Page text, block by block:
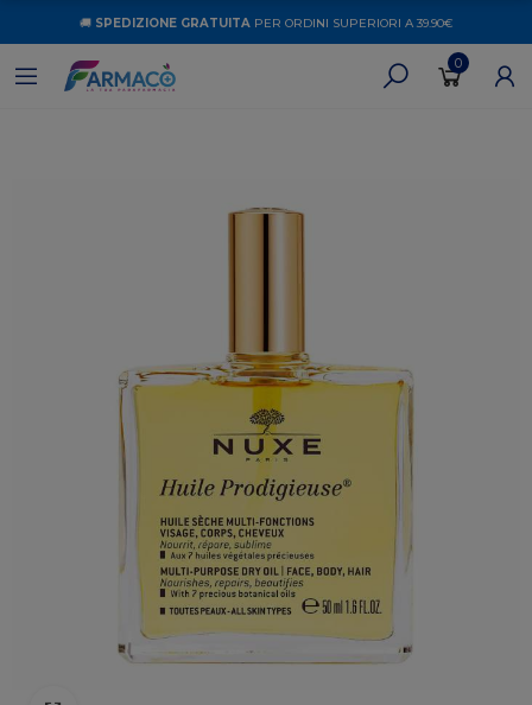
🚚 SPEDIZIONE GRATUITAPER ORDINI SUPERIORI A 39.90€
0